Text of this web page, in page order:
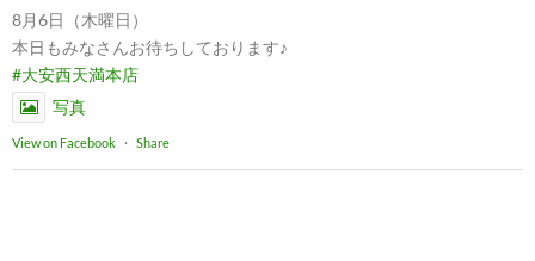
8月6日（木曜日）
本日もみなさんお待ちしております♪
#大安西天満本店
写真
View on Facebook · Share